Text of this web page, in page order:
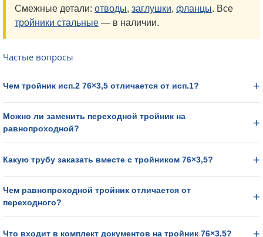
Смежные детали: отводы, заглушки, фланцы. Все
тройники стальные — в наличии.
Частые вопросы
Чем тройник исп.2 76×3,5 отличается от исп.1?
Можно ли заменить переходной тройник на
равнопроходной?
Какую трубу заказать вместе с тройником 76×3,5?
Чем равнопроходной тройник отличается от
переходного?
Что входит в комплект документов на тройник 76×3,5?